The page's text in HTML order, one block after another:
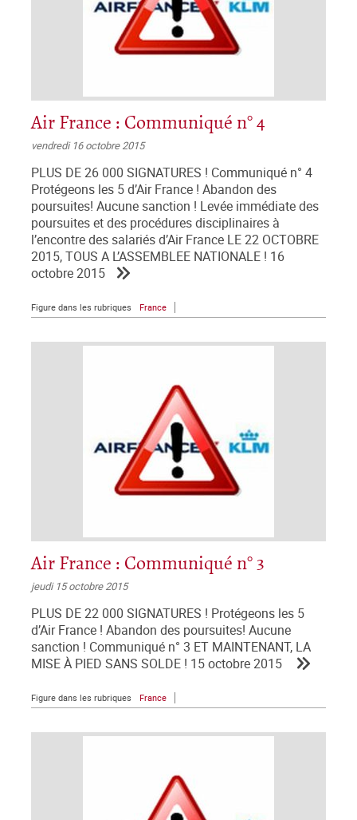
Air France : Communiqué n° 4
vendredi 16 octobre 2015
PLUS DE 26 000 SIGNATURES ! Communiqué n° 4
Protégeons les 5 d’Air France ! Abandon des
poursuites! Aucune sanction ! Levée immédiate des
poursuites et des procédures disciplinaires à
l’encontre des salariés d’Air France LE 22 OCTOBRE
2015, TOUS A L’ASSEMBLEE NATIONALE ! 16
octobre 2015
Figure dans les rubriques France
Air France : Communiqué n° 3
jeudi 15 octobre 2015
PLUS DE 22 000 SIGNATURES ! Protégeons les 5
d’Air France ! Abandon des poursuites! Aucune
sanction ! Communiqué n° 3 ET MAINTENANT, LA
MISE À PIED SANS SOLDE ! 15 octobre 2015
Figure dans les rubriques France